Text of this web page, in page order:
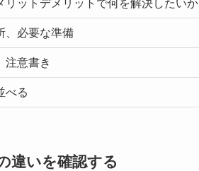
リットデメリットで何を解決したいか
、必要な準備
注意書き
べる
違いを確認する